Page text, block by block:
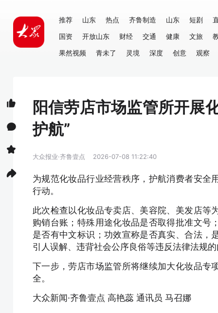
推荐 山东 热点 齐鲁制造 山东 短剧
国资
开放山东 财经 交通 健康 文旅
果然视频
青未了 灵境 深度 创意 观察
阳信劳店市场监管所开展
护航”
大众报业·齐鲁壹点 2026-07-08 11:22:40
为规范化妆品行业经营秩序，护航消费者安全
行动。
此次检查以化妆品专卖店、美容院、美发店等
购销台账；特殊用途化妆品是否取得批准文号
是否有中文标识；功效宣称是否真实、合法，
引人误解、违背社会公序良俗等违反法律法规
下一步，劳店市场监管所将继续加大化妆品专
全。
大众新闻·齐鲁壹点 高艳蕊 通讯员 马召娜